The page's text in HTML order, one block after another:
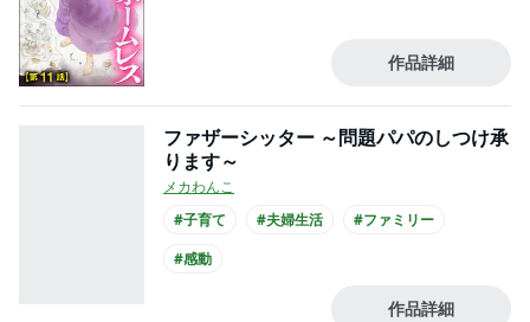
作品詳細
ファザーシッター ～問題パパのしつけ承
ります～
メカわんこ
#子育て
#夫婦生活
#ファミリー
#感動
作品詳細